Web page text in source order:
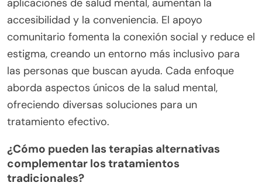
¿Qué enfoques únicos existen
para el tratamiento de la salud
mental?
Los enfoques únicos para el tratamiento de la
intervenciones asistidas por tecnología y apoyo
comunitario. Las terapias integrativas combinan